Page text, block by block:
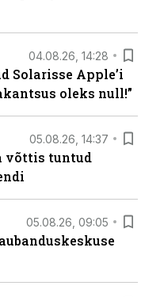
04.08.26, 14:28
Solarisse Apple’i
oleks null!”
05.08.26, 14:37
võttis tuntud
05.08.26, 09:05